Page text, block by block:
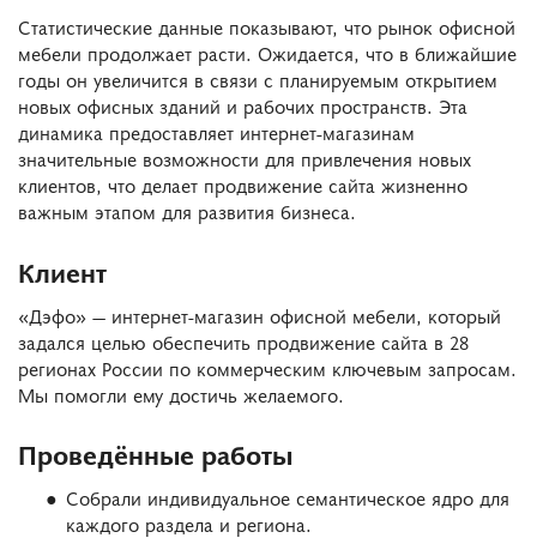
Статистические данные показывают, что рынок офисной
мебели продолжает расти. Ожидается, что в ближайшие
годы он увеличится в связи с планируемым открытием
новых офисных зданий и рабочих пространств. Эта
динамика предоставляет интернет-магазинам
значительные возможности для привлечения новых
клиентов, что делает продвижение сайта жизненно
важным этапом для развития бизнеса.
Клиент
«Дэфо» — интернет-магазин офисной мебели, который
задался целью обеспечить продвижение сайта в 28
регионах России по коммерческим ключевым запросам.
Мы помогли ему достичь желаемого.
Проведённые работы
Собрали индивидуальное семантическое ядро для
каждого раздела и региона.